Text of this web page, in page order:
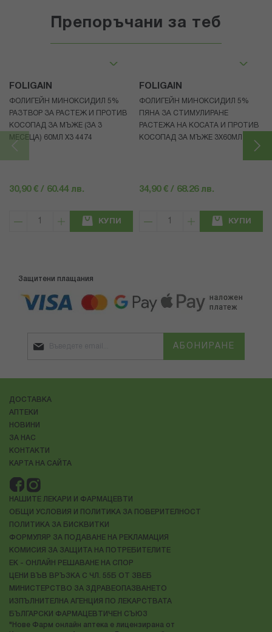
Препоръчани за теб
FOLIGAIN
ФОЛИГЕЙН МИНОКСИДИЛ 5%
РАЗТВОР ЗА РАСТЕЖ И ПРОТИВ
КОСОПАД ЗА МЪЖЕ (ЗА 3
МЕСЕЦА) 60МЛ X3 4474
30,90 € / 60.44 лв.
КУПИ
FOLIGAIN
ФОЛИГЕЙН МИНОКСИДИЛ 5%
ПЯНА ЗА СТИМУЛИРАНЕ
РАСТЕЖА НА КОСАТА И ПРОТИВ
КОСОПАД ЗА МЪЖЕ 3X60МЛ 4472
34,90 € / 68.26 лв.
КУПИ
Защитени плащания
АБОНИРАНЕ
ДОСТАВКА
АПТЕКИ
НОВИНИ
ЗА НАС
КОНТАКТИ
КАРТА НА САЙТА
НАШИТЕ ЛЕКАРИ И ФАРМАЦЕВТИ
ОБЩИ УСЛОВИЯ И ПОЛИТИКА ЗА ПОВЕРИТЕЛНОСТ
ПОЛИТИКА ЗА БИСКВИТКИ
ФОРМУЛЯР ЗА ПОДАВАНЕ НА РЕКЛАМАЦИЯ
КОМИСИЯ ЗА ЗАЩИТА НА ПОТРЕБИТЕЛИТЕ
ЕК - ОНЛАЙН РЕШАВАНЕ НА СПОР
ЦЕНИ ВЪВ ВРЪЗКА С ЧЛ. 55Б ОТ ЗВЕБ
МИНИСТЕРСТВО ЗА ЗДРАВЕОПАЗВАНЕТО
ИЗПЪЛНИТЕЛНА АГЕНЦИЯ ПО ЛЕКАРСТВАТА
БЪЛГАРСКИ ФАРМАЦЕВТИЧЕН СЪЮЗ
"Нове Фарм онлайн аптека е лицензирана от